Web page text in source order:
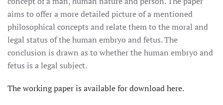
aims to offer a more detailed picture of a mentioned
philosophical concepts and relate them to the moral and
legal status of the human embryo and fetus. The
conclusion is drawn as to whether the human embryo and
fetus is a legal subject.
The working paper is available for download here.